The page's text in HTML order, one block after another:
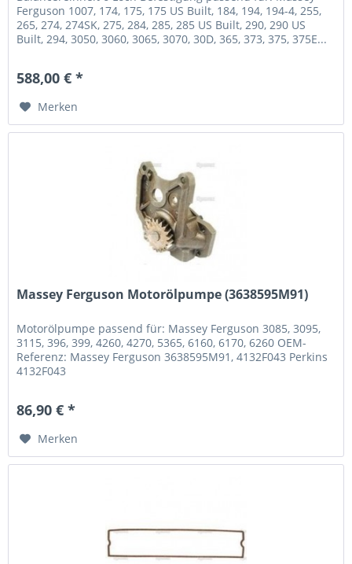
Ferguson 1007, 174, 175, 175 US Built, 184, 194, 194-4, 255,
265, 274, 274SK, 275, 284, 285, 285 US Built, 290, 290 US
Built, 294, 3050, 3060, 3065, 3070, 30D, 365, 373, 375, 375E...
588,00 € *
Merken
Massey Ferguson Motorölpumpe (3638595M91)
Motorölpumpe passend für: Massey Ferguson 3085, 3095,
3115, 396, 399, 4260, 4270, 5365, 6160, 6170, 6260 OEM-
Referenz: Massey Ferguson 3638595M91, 4132F043 Perkins
4132F043
86,90 € *
Merken